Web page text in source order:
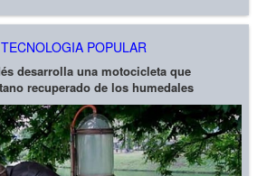
TECNOLOGIA POPULAR
desarrolla una motocicleta que
recuperado de los humedales